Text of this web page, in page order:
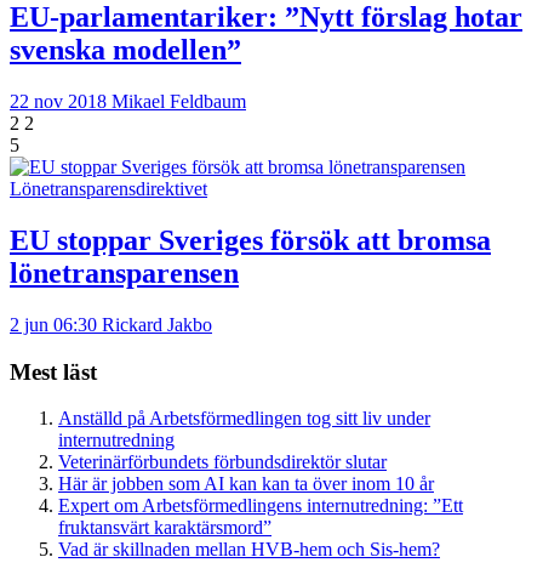
EU-parlamentariker: ”Nytt förslag hotar
svenska modellen”
22 nov 2018 Mikael Feldbaum
2 2
5
Lönetransparensdirektivet
EU stoppar Sveriges försök att bromsa
lönetransparensen
2 jun 06:30 Rickard Jakbo
Mest läst
Anställd på Arbetsförmedlingen tog sitt liv under
internutredning
Veterinärförbundets förbundsdirektör slutar
Här är jobben som AI kan kan ta över inom 10 år
Expert om Arbetsförmedlingens internutredning: ”Ett
fruktansvärt karaktärsmord”
Vad är skillnaden mellan HVB-hem och Sis-hem?